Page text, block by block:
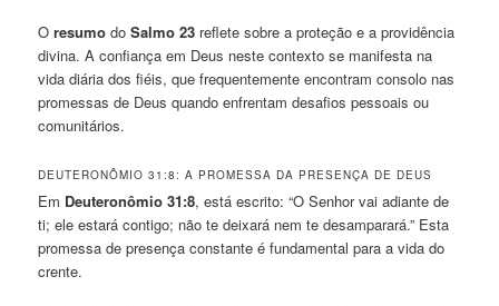
Oresumo doSalmo 23 reflete sobre a proteção e a providência
divina. A confiança em Deus neste contexto se manifesta na
vida diária dos fiéis, que frequentemente encontram consolo nas
promessas de Deus quando enfrentam desafios pessoais ou
comunitários.
DEUTERONÔMIO 31:8: A PROMESSA DA PRESENÇA DE DEUS
Em Deuteronômio 31:8, está escrito: “O Senhor vai adiante de
ti; ele estará contigo; não te deixará nem te desamparará.” Esta
promessa de presença constante é fundamental para a vida do
crente.